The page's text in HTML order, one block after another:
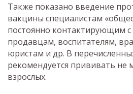
Также показано введение
вакцины специалистам
постоянно контактирующим
продавцам, воспитателям,
юристам и др. В
рекомендуется прививать не
взрослых.